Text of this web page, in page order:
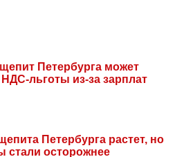
Петербурга может
льготы из-за зарплат
Петербурга растет, но
стали осторожнее